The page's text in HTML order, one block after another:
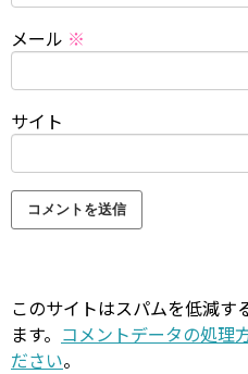
メール ※
サイト
このサイトはスパムを低減
ます。 コメントデータの処理
ださい。